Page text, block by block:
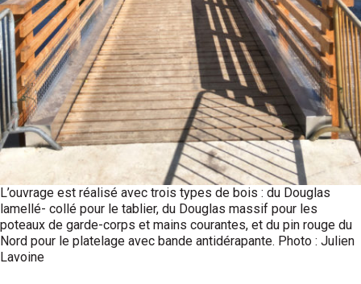
L’ouvrage est réalisé avec trois types de bois : du Douglas
lamellé- collé pour le tablier, du Douglas massif pour les
poteaux de garde-corps et mains courantes, et du pin rouge du
Nord pour le platelage avec bande antidérapante. Photo : Julien
Lavoine